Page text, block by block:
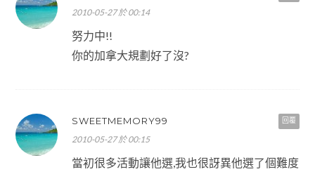
2010-05-27 於 00:14
努力中!!
你的加拿大規劃好了沒?
回覆
SWEETMEMORY99
2010-05-27 於 00:15
當初很多活動讓他選,我也很訝異他選了個難度